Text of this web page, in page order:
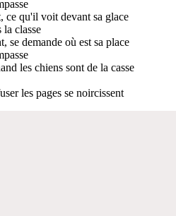
ce qu'il voit devant sa glace
la classe
se demande où est sa place
les chiens sont de la casse
les pages se noircissent